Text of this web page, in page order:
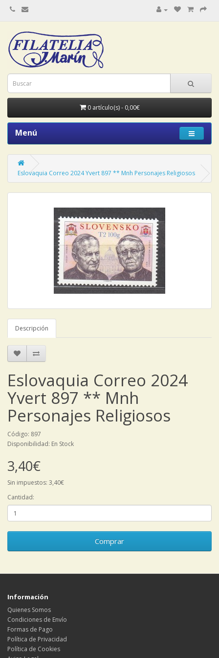
0 artículo(s) - 0,00€
Menú
Eslovaquia Correo 2024 Yvert 897 ** Mnh Personajes Religiosos
Descripción
Eslovaquia Correo 2024
Yvert 897 ** Mnh
Personajes Religiosos
Código: 897
Disponibilidad: En Stock
3,40€
Sin impuestos: 3,40€
Cantidad:
Comprar
Información
Quienes Somos
Condiciones de Envío
Formas de Pago
Política de Privacidad
Política de Cookies